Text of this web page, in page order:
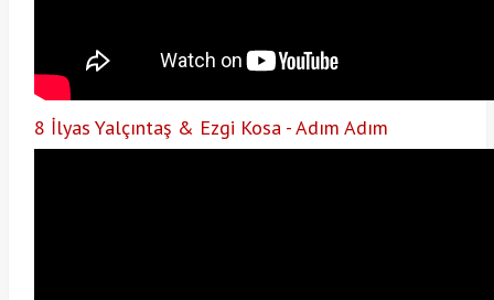
8 İlyas Yalçıntaş & Ezgi Kosa - Adım Adım